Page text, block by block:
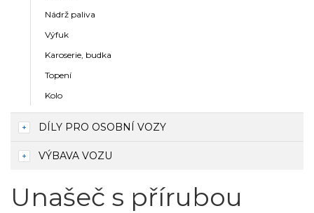
Nádrž paliva
Výfuk
Karoserie, budka
Topení
Kolo
DÍLY PRO OSOBNÍ VOZY
VÝBAVA VOZU
Unašeč s přírubou